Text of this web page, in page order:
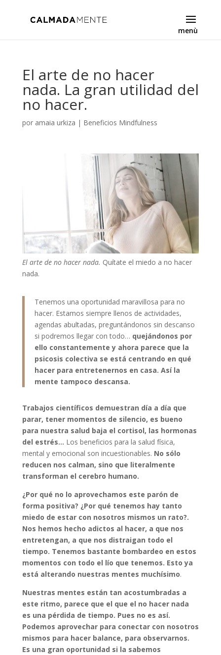
El arte de no hacer
nada. La gran utilidad del
no hacer.
por amaia urkiza | Beneficios Mindfulness
El arte de no hacer nada. Quítate el miedo a no hacer
nada.
Tenemos una oportunidad maravillosa para no
hacer. Estamos siempre llenos de actividades,
agendas abultadas, preguntándonos sin descanso
si podremos llegar con todo… quejándonos por
ello constantemente y ahora parece que la
psicosis colectiva se está centrando en qué
hacer para entretenernos en casa. Así la
mente tampoco descansa.
Trabajos científicos demuestran día a día que
parar, tener momentos de silencio, es bueno
para nuestra salud baja el cortisol, las hormonas
del estrés… Los beneficios para la salud física,
mental y emocional son incuestionables. No sólo
reducen nos calman, sino que literalmente
transforman el cerebro humano.
¿Por qué no lo aprovechamos este parón de
forma positiva? ¿Por qué tenemos hay tanto
miedo de estar con nosotros mismos un rato?.
Nos hemos hecho adictos al hacer, a que nos
entretengan, a que nos distraigan todo el
tiempo. Tenemos bastante bombardeo en estos
momentos con todo el lío que tenemos. Esto ya
está alterando nuestras mentes muchísimo.
Nuestras mentes están tan acostumbradas a
este ritmo, parece que el que el no hacer nada
es una pérdida de tiempo. Pues no es así.
Podemos aprovechar para conectar con nosotros
mismos para hacer balance, para observarnos.
Es una gran oportunidad si la sabemos